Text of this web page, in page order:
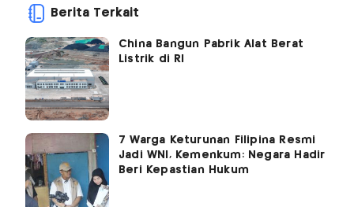
Berita Terkait
China Bangun Pabrik Alat Berat
Listrik di RI
7 Warga Keturunan Filipina Resmi
Jadi WNI, Kemenkum: Negara Hadir
Beri Kepastian Hukum